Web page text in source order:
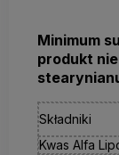
Minimum
produkt
Składniki
Kwas Alfa